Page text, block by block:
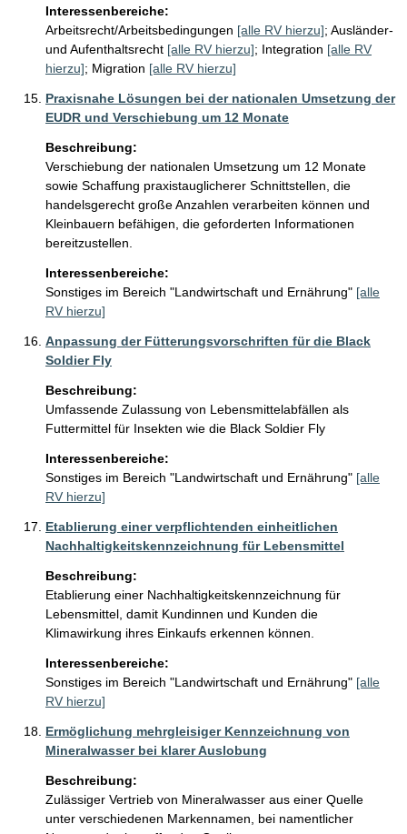
Interessenbereiche:
Arbeitsrecht/Arbeitsbedingungen [alle RV hierzu]; Ausländer-
und Aufenthaltsrecht [alle RV hierzu]; Integration [alle RV
hierzu]; Migration [alle RV hierzu]
Praxisnahe Lösungen bei der nationalen Umsetzung der
EUDR und Verschiebung um 12 Monate
Beschreibung:
Verschiebung der nationalen Umsetzung um 12 Monate
sowie Schaffung praxistauglicherer Schnittstellen, die
handelsgerecht große Anzahlen verarbeiten können und
Kleinbauern befähigen, die geforderten Informationen
bereitzustellen.
Interessenbereiche:
Sonstiges im Bereich "Landwirtschaft und Ernährung" [alle
RV hierzu]
Anpassung der Fütterungsvorschriften für die Black
Soldier Fly
Beschreibung:
Umfassende Zulassung von Lebensmittelabfällen als
Futtermittel für Insekten wie die Black Soldier Fly
Interessenbereiche:
Sonstiges im Bereich "Landwirtschaft und Ernährung" [alle
RV hierzu]
Etablierung einer verpflichtenden einheitlichen
Nachhaltigkeitskennzeichnung für Lebensmittel
Beschreibung:
Etablierung einer Nachhaltigkeitskennzeichnung für
Lebensmittel, damit Kundinnen und Kunden die
Klimawirkung ihres Einkaufs erkennen können.
Interessenbereiche:
Sonstiges im Bereich "Landwirtschaft und Ernährung" [alle
RV hierzu]
Ermöglichung mehrgleisiger Kennzeichnung von
Mineralwasser bei klarer Auslobung
Beschreibung:
Zulässiger Vertrieb von Mineralwasser aus einer Quelle
unter verschiedenen Markennamen, bei namentlicher